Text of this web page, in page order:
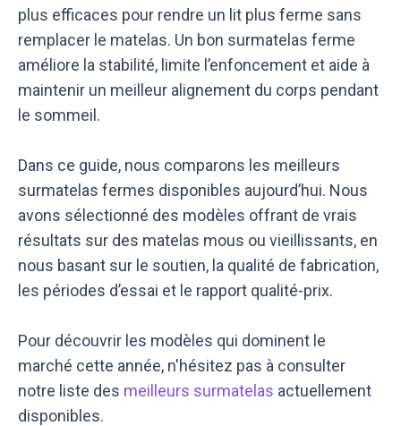
plus efficaces pour rendre un lit plus ferme sans
remplacer le matelas. Un bon surmatelas ferme
améliore la stabilité, limite l’enfoncement et aide à
maintenir un meilleur alignement du corps pendant
le sommeil.
Dans ce guide, nous comparons les meilleurs
surmatelas fermes disponibles aujourd’hui. Nous
avons sélectionné des modèles offrant de vrais
résultats sur des matelas mous ou vieillissants, en
nous basant sur le soutien, la qualité de fabrication,
les périodes d’essai et le rapport qualité-prix.
Pour découvrir les modèles qui dominent le
marché cette année, n'hésitez pas à consulter
notre liste des meilleurs surmatelas actuellement
disponibles.